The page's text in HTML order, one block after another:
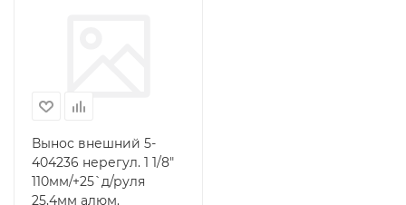
Вынос внешний 5-
404236 нерегул. 1 1/8"
110мм/+25`д/руля
25,4мм алюм.